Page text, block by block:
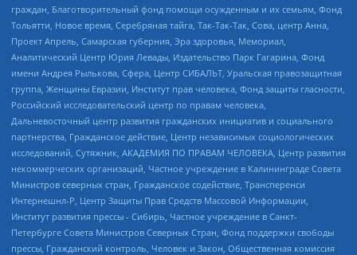
граждан, Благотворительный фонд помощи осужденным и их семьям, Фонд
Тольятти, Новое время, Серебряная тайга, Так-Так-Так, Сова, центр Анна,
Проект Апрель, Самарская губерния, Эра здоровья, Мемориал,
Аналитический Центр Юрия Левады, Издательство Парк Гагарина, Фонд
имени Андрея Рылькова, Сфера, Центр СИБАЛЬТ, Уральская правозащитная
группа, Женщины Евразии, Институт прав человека, Фонд защиты гласности,
Российский исследовательский центр по правам человека,
Дальневосточный центр развития гражданских инициатив и социального
партнерства, Гражданское действие, Центр независимых социологических
исследований, Сутяжник, АКАДЕМИЯ ПО ПРАВАМ ЧЕЛОВЕКА, Центр развития
некоммерческих организаций, Частное учреждение в Калининграде Совета
Министров северных стран, Гражданское содействие, Трансперенси
Интернешнл-Р, Центр Защиты Прав Средств Массовой Информации,
Институт развития прессы - Сибирь, Частное учреждение в Санкт-
Петербурге Совета Министров Северных Стран, Фонд поддержки свободы
прессы, Гражданский контроль, Человек и Закон, Общественная комиссия